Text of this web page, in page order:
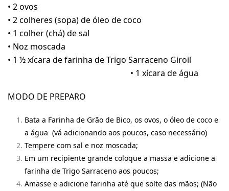
• 2 ovos
• 2 colheres (sopa) de óleo de coco
• 1 colher (chá) de sal
• Noz moscada
• 1 ½ xícara de farinha de Trigo Sarraceno Giroil
• 1 xícara de água
MODO DE PREPARO
Bata a Farinha de Grão de Bico, os ovos, o óleo de coco e
a água (vá adicionando aos poucos, caso necessário)
Tempere com sal e noz moscada;
Em um recipiente grande coloque a massa e adicione a
farinha de Trigo Sarraceno aos poucos;
Amasse e adicione farinha até que solte das mãos; (Não